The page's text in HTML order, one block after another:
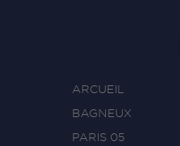
ARCUEIL
BAGNEUX
PARIS 05